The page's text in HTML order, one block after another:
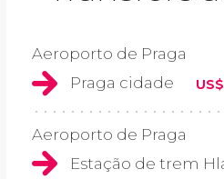
Aeroporto de Praga
Praga cidade
US$
Aeroporto de Praga
Estação de trem